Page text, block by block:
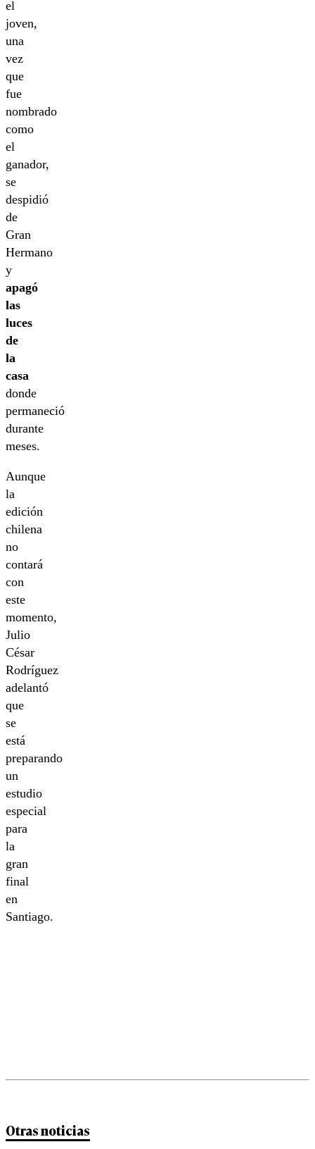
el
joven,
una
vez
que
fue
nombrado
como
el
ganador,
se
despidió
de
Gran
Hermano
y
apagó
las
luces
de
la
casa
donde
permaneció
durante
meses.
Aunque
la
edición
chilena
no
contará
con
este
momento,
Julio
César
Rodríguez
adelantó
que
se
está
preparando
un
estudio
especial
para
la
gran
final
en
Santiago.
Otras noticias